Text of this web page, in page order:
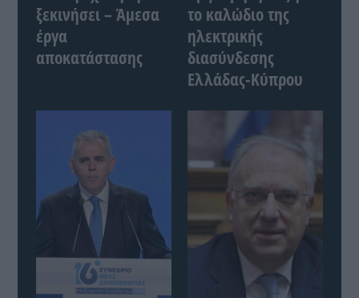
ξεκινήσει – Άμεσα
έργα
αποκατάστασης
το καλώδιο της
ηλεκτρικής
διασύνδεσης
Ελλάδας-Κύπρου